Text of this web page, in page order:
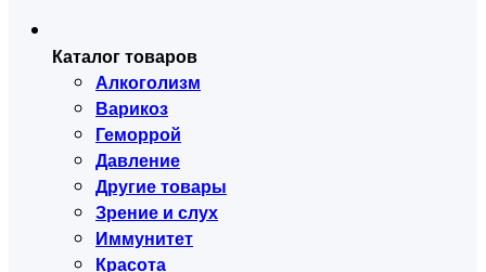
Каталог товаров
Алкоголизм
Варикоз
Геморрой
Давление
Другие товары
Зрение и слух
Иммунитет
Красота